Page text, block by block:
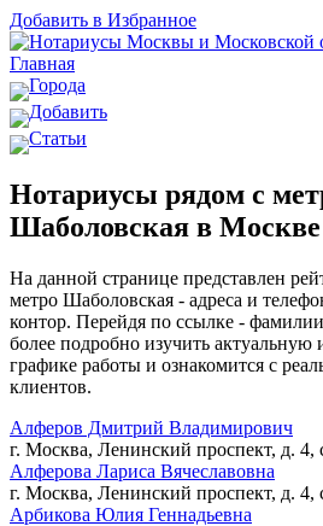
Добавить в Избранное
Главная
Города
Добавить
Статьи
Нотариусы рядом с
Шаболовская в Москве
На данной странице представлен
метро Шаболовская - адреса и
контор. Перейдя по ссылке -
более подробно изучить
графике работы и ознакомится с
клиентов.
Алферов Дмитрий Владимирович
г. Москва, Ленинский проспект, д. 4,
Алферова Лариса Вячеславовна
г. Москва, Ленинский проспект, д. 4,
Арбикова Юлия Геннадьевна